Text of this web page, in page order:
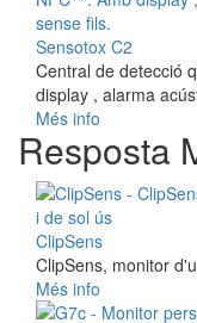
Sensotox C2
Central de detecció
display , alarma
Més info
Resposta
ClipSens
ClipSens, monitor
Més info